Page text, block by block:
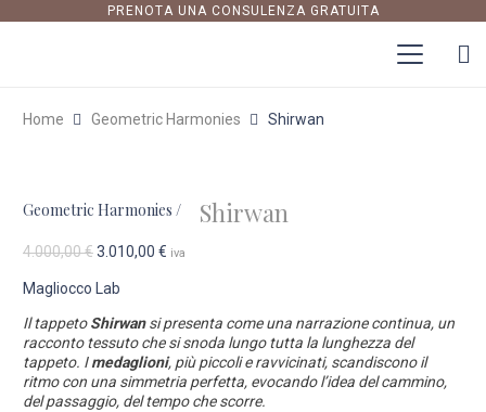
PRENOTA UNA CONSULENZA GRATUITA
Home Geometric Harmonies Shirwan
Geometric Harmonies / Shirwan
4.000,00€Il
originale
4.000,00 €.
3.010,00 € Il
3.010,00 €.
iva
Magliocco Lab
Il tappetoShirwansi presenta come una narrazione continua, un
racconto tessuto che si snoda lungo tutta la lunghezza del
tappeto. Imedaglioni, più piccoli e ravvicinati, scandiscono il
ritmo con una simmetria perfetta, evocando l’idea del cammino,
del passaggio, del tempo che scorre.